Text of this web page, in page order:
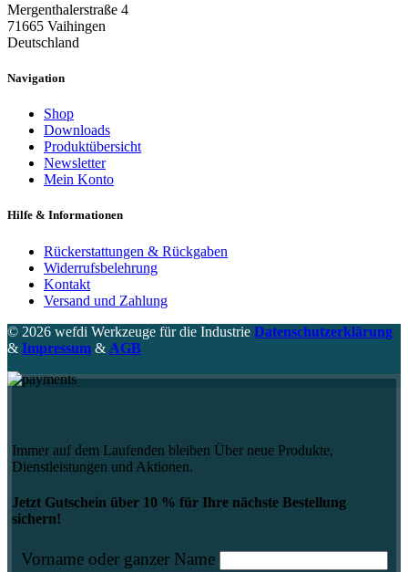
Mergenthalerstraße 4
71665 Vaihingen
Deutschland
Navigation
Shop
Downloads
Produktübersicht
Newsletter
Mein Konto
Hilfe & Informationen
Rückerstattungen & Rückgaben
Widerrufsbelehrung
Kontakt
Versand und Zahlung
© 2026 wefdi Werkzeuge für die Industrie Datenschutzerklärung
& Impressum & AGB
Immer auf dem Laufenden bleiben Über neue Produkte,
Dienstleistungen und Aktionen.
Jetzt Gutschein über 10 % für Ihre nächste Bestellung
sichern!
Vorname oder ganzer Name